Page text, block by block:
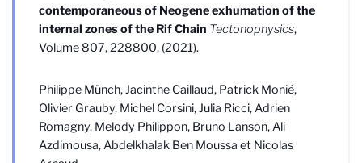
contemporaneous of Neogene exhumation of the
internal zones of the Rif Chain Tectonophysics,
Volume 807, 228800, (2021).
Philippe Münch, Jacinthe Caillaud, Patrick Monié,
Olivier Grauby, Michel Corsini, Julia Ricci, Adrien
Romagny, Melody Philippon, Bruno Lanson, Ali
Azdimousa, Abdelkhalak Ben Moussa et Nicolas